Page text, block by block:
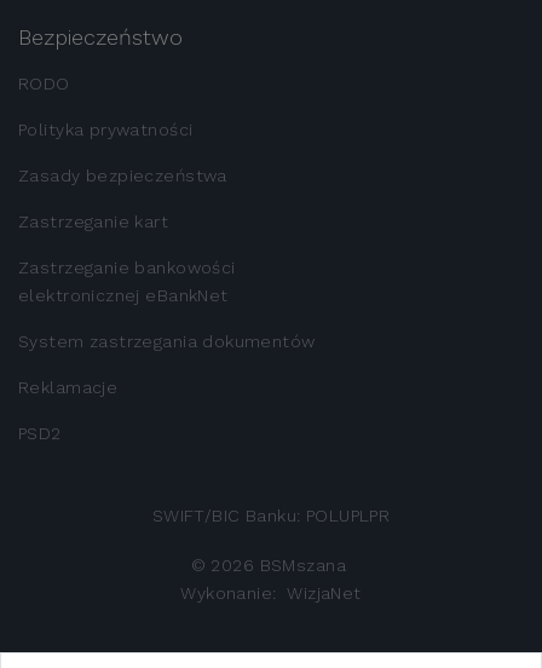
Bezpieczeństwo
RODO
Polityka prywatności
Zasady bezpieczeństwa
Zastrzeganie kart
Zastrzeganie bankowości
elektronicznej eBankNet
System zastrzegania dokumentów
Reklamacje
PSD2
SWIFT/BIC Banku: POLUPLPR
© 2026 BSMszana
Wykonanie:
WizjaNet